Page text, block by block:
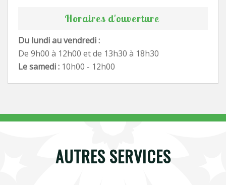
Horaires d'ouverture
Du lundi au vendredi :
De 9h00 à 12h00 et de 13h30 à 18h30
Le samedi : 10h00 - 12h00
AUTRES SERVICES